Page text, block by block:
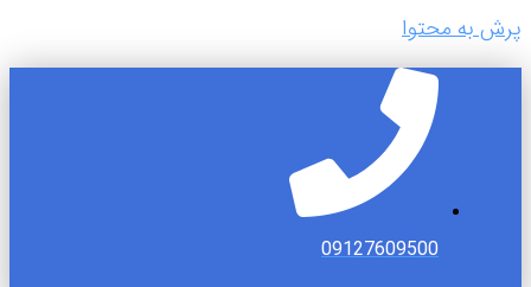
پرش به محتوا
09127609500